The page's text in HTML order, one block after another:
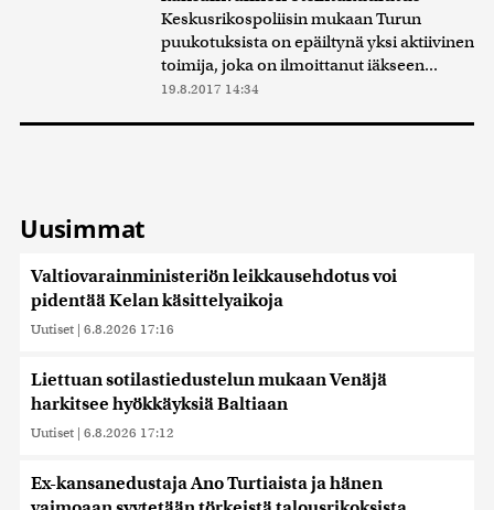
Keskusrikospoliisin mukaan Turun
puukotuksista on epäiltynä yksi aktiivinen
toimija, joka on ilmoittanut iäkseen...
19.8.2017 14:34
Uusimmat
Valtiovarainministeriön leikkausehdotus voi
pidentää Kelan käsittelyaikoja
Uutiset | 6.8.2026 17:16
Liettuan sotilastiedustelun mukaan Venäjä
harkitsee hyökkäyksiä Baltiaan
Uutiset | 6.8.2026 17:12
Ex-kansanedustaja Ano Turtiaista ja hänen